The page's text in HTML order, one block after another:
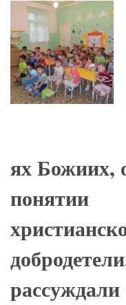
ях Божиих,
понятии
рассуждали